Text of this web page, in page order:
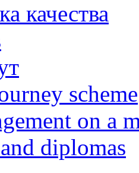
качества
scheme
on a
diplomas